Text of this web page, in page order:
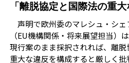
「離脱協定と国際法の重
声明で欧州委のマレシュ・シ
（EU機構関係・将来展望担当）
現行案のまま採択されれば、離
重大な違反を構成すると厳しく